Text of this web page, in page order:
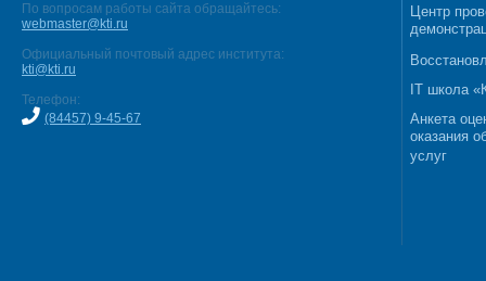
По вопросам работы сайта обращайтесь:
webmaster@kti.ru
Официальный почтовый адрес института:
kti@kti.ru
Телефон:
(84457) 9-45-67
Центр
IT школа
Анкета
оказания
услуг